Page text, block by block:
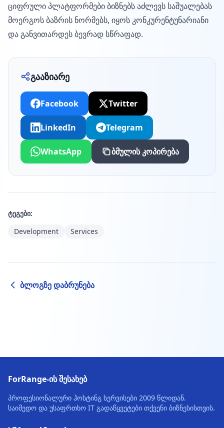
ციფრული პლატფორმები ბიზნებს აძლევს საშუალებას
მოერგოს ბაზრის ნორმებს, იყოს კონკურენტუნარიანი
და განვითარდეს ბევრად სწრაფად.
გააზიარე
Facebook Twitter
LinkedIn Telegram
WhatsApp ბმულის კოპირება
ტეგები:
Development
Services
ბლოგზე დაბრუნება
ForRange-ის შესახებ
პროფესიონალური ჰოსტინგ სერვისები 2009 წლიდან.
საიმედო და უსაფრთხო IT გადაწყვეტები თქვენი ბიზნესისთვის.